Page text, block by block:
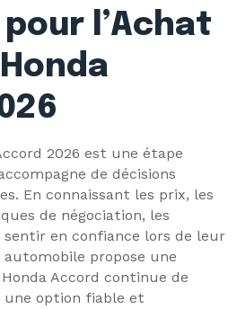
l’Achat
2026 est une étape
de décisions
En connaissant les prix, les
de négociation, les
en confiance lors de leur
propose une
Accord continue de
une option fiable et